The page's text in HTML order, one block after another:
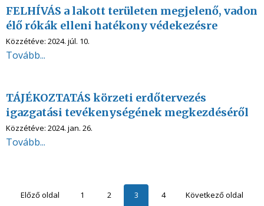
FELHÍVÁS a lakott területen megjelenő, vadon
élő rókák elleni hatékony védekezésre
Közzétéve: 2024. júl. 10.
Tovább...
TÁJÉKOZTATÁS körzeti erdőtervezés
igazgatási tevékenységének megkezdéséről
Közzétéve: 2024. jan. 26.
Tovább...
Előző oldal 1 2 3 4 Következő oldal